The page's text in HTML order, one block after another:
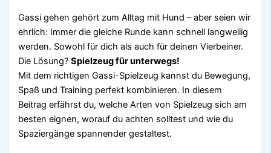
Gassi gehen gehört zum Alltag mit Hund – aber seien wir
ehrlich: Immer die gleiche Runde kann schnell langweilig
werden. Sowohl für dich als auch für deinen Vierbeiner.
Die Lösung?Spielzeug für unterwegs!
Mit dem richtigen Gassi-Spielzeug kannst du Bewegung,
Spaß und Training perfekt kombinieren. In diesem
Beitrag erfährst du, welche Arten von Spielzeug sich am
besten eignen, worauf du achten solltest und wie du
Spaziergänge spannender gestaltest.